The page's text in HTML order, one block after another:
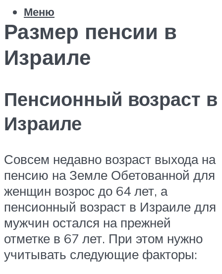
Меню
Размер пенсии в
Израиле
Пенсионный возраст в
Израиле
Совсем недавно возраст выхода на
пенсию на Земле Обетованной для
женщин возрос до 64 лет, а
пенсионный возраст в Израиле для
мужчин остался на прежней
отметке в 67 лет. При этом нужно
учитывать следующие факторы: